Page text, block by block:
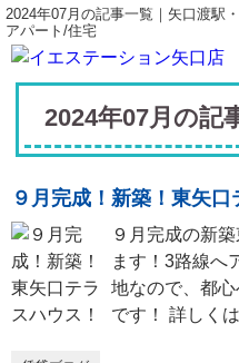
2024年07月の記事一覧｜矢口渡駅
アパート/住宅
2024年07月の記
９月完成！新築！東矢口
９月完成の新
ます！3路線へ
地なので、都
です！ 詳しく